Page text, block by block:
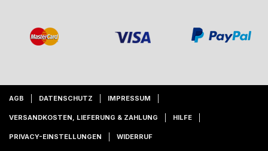
AGB DATENSCHUTZ IMPRESSUM
VERSANDKOSTEN, LIEFERUNG & ZAHLUNG HILFE
PRIVACY-EINSTELLUNGEN WIDERRUF